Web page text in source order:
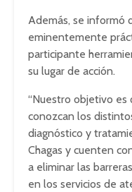
Además, se informó
eminentemente
participante
su lugar de acción.
“Nuestro objetivo es
conozcan los
diagnóstico y
Chagas y cuenten
a eliminar las
en los servicios de